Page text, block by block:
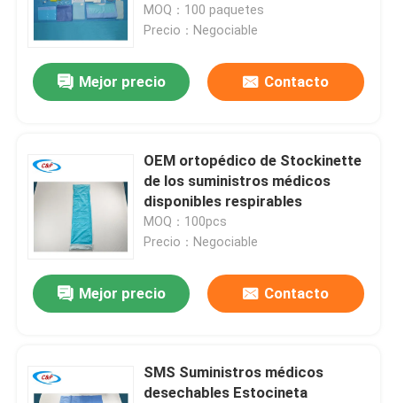
tejido azul
MOQ：100 paquetes
Precio：Negociable
Mejor precio Contacto
OEM ortopédico de Stockinette
de los suministros médicos
disponibles respirables
MOQ：100pcs
Precio：Negociable
Mejor precio Contacto
SMS Suministros médicos
desechables Estocineta